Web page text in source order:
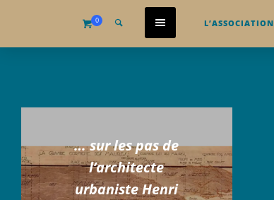
0 L’ASSOCIATION
… sur les pas de
l’architecte
urbaniste Henri